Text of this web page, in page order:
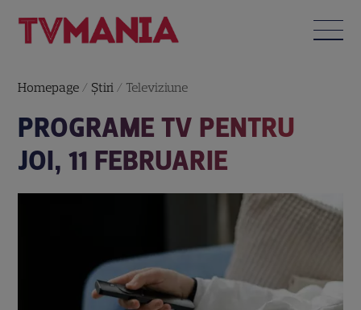
Homepage / Știri / Televiziune
PROGRAME TV PENTRU
JOI, 11 FEBRUARIE